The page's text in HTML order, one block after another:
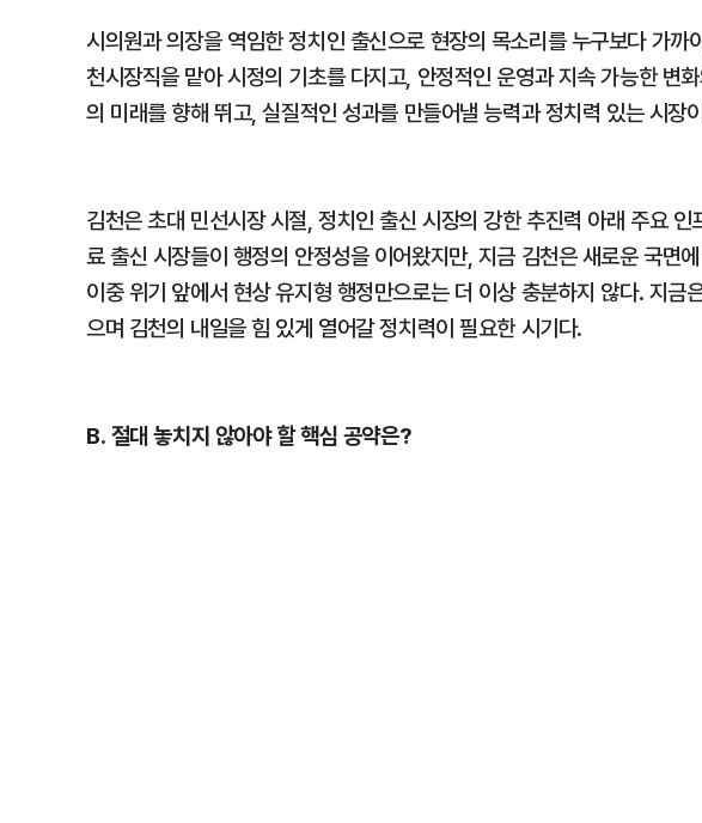
시의원과 의장을 역임한 정치인 출신으로 현장의 목소리를 누구보다 가
천시장직을 맡아 시정의 기초를 다지고, 안정적인 운영과 지속 가능한 변
의 미래를 향해 뛰고, 실질적인 성과를 만들어낼 능력과 정치력 있는 시장
김천은 초대 민선시장 시절, 정치인 출신 시장의 강한 추진력 아래 주요
료 출신 시장들이 행정의 안정성을 이어왔지만, 지금 김천은 새로운 국면
이중 위기 앞에서 현상 유지형 행정만으로는 더 이상 충분하지 않다. 지금
으며 김천의 내일을 힘 있게 열어갈 정치력이 필요한 시기다.
B. 절대 놓치지 않아야 할 핵심 공약은?